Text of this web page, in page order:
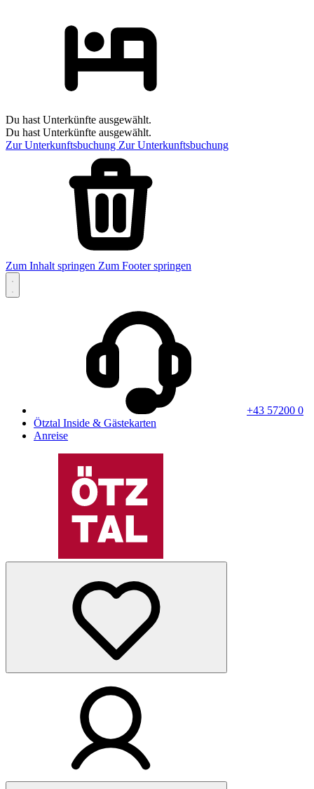
Du hast Unterkünfte ausgewählt.
Du hast Unterkünfte ausgewählt.
Zur Unterkunftsbuchung Zur Unterkunftsbuchung
Zum Inhalt springen Zum Footer springen
+43 57200 0
Ötztal Inside & Gästekarten
Anreise